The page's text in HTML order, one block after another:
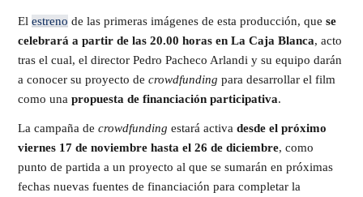
El estreno de las primeras imágenes de esta producción, que se
celebrará a partir de las 20.00 horas en La Caja Blanca, acto
tras el cual, el director Pedro Pacheco Arlandi y su equipo darán
a conocer su proyecto de crowdfunding para desarrollar el film
como una propuesta de financiación participativa.
La campaña de crowdfunding estará activa desde el próximo
viernes 17 de noviembre hasta el 26 de diciembre, como
punto de partida a un proyecto al que se sumarán en próximas
fechas nuevas fuentes de financiación para completar la